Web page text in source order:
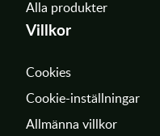
Alla produkter
Villkor
Cookies
Cookie-inställningar
Allmänna villkor